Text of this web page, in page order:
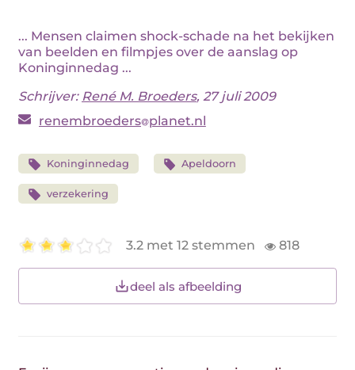
... Mensen claimen shock-schade na het bekijken
van beelden en filmpjes over de aanslag op
Koninginnedag ...
Schrijver: René M. Broeders, 27 juli 2009
renembroeders planet.nl
Koninginnedag Apeldoorn
verzekering
3.2 met 12 stemmen 818
deel als afbeelding